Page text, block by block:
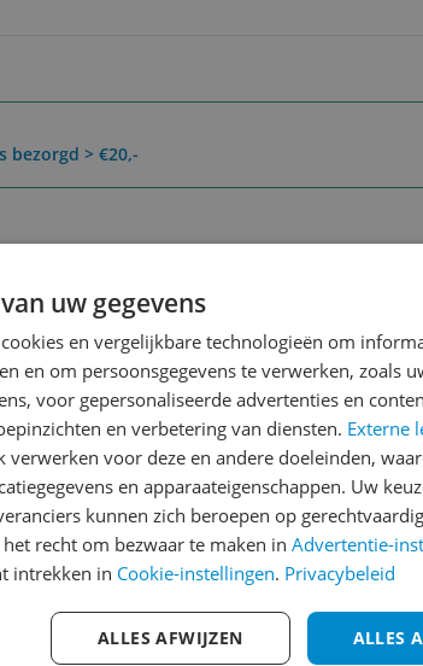
bezorgd > €20,-
Er zijn nog geen
Heb jij dit product in bezit
met het schrijven van je
een review gemiddeld
andere bezoekers een
€250,-! Klik hier voor de
Cijfer
Welk cijfer geef jij dit
3
1
uw gegevens
en vergelijkbare technologieën om
en om persoonsgegevens te verwerken, zoals
voor gepersonaliseerde advertenties en
en verbetering van diensten. Externe
verwerken voor deze en andere doeleinden,
en apparaateigenschappen. Uw
kunnen zich beroepen op
recht om bezwaar te maken in Advertentie-
intrekken in Cookie-instellingen. Privacybeleid
ALLES
ALLES AFWIJZEN